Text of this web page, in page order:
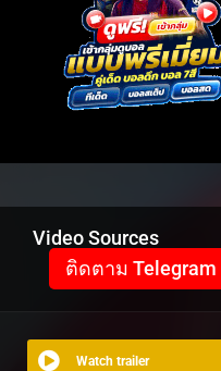
Video Sources
ติดตาม Telegram
Watch trailer